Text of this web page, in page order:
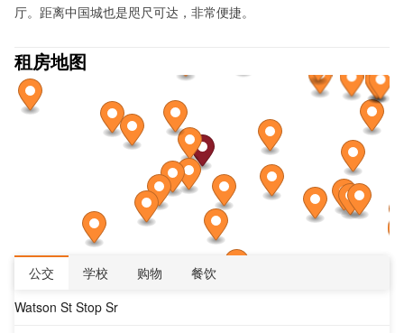
厅。距离中国城也是咫尺可达，非常便捷。
租房地图
公交 学校 购物
餐饮
Watson St Stop Sr